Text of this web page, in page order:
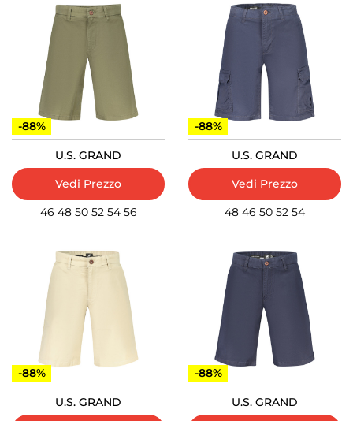
-88%
U.S. GRAND
Vedi Prezzo
46 48 50 52 54 56
-88%
U.S. GRAND
Vedi Prezzo
48 46 50 52 54
-88%
U.S. GRAND
-88%
U.S. GRAND